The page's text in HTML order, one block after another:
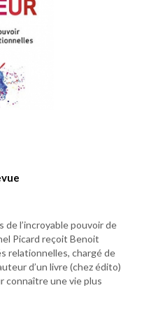
l’incroyable pouvoir de
Picard reçoit Benoit
relationnelles, chargé de
d’un livre (chez édito)
connaître une vie plus